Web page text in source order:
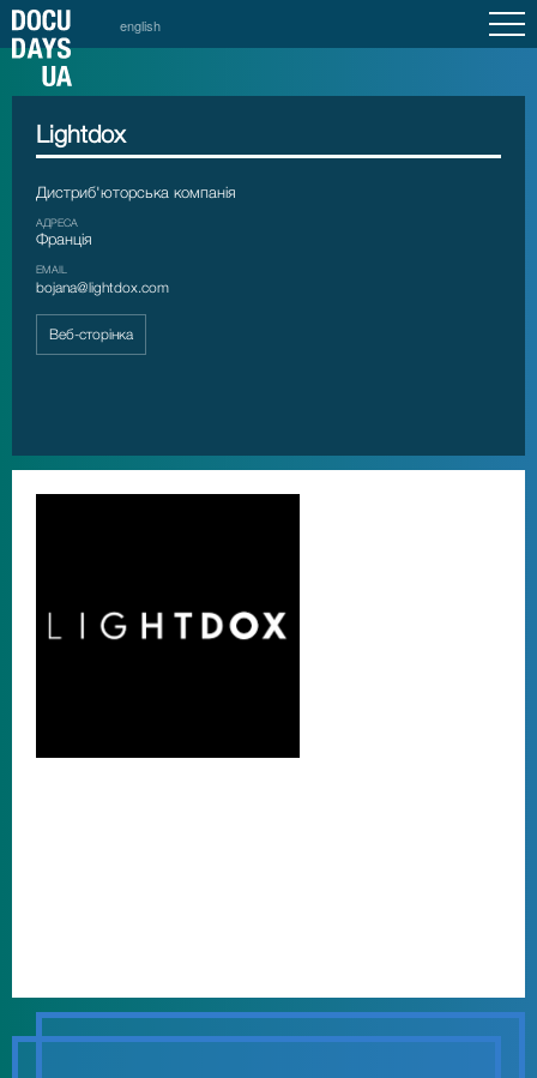
english
Lightdox
Дистриб'юторська компанія
АДРЕСА
Франція
EMAIL
bojana@lightdox.com
Веб-сторінка